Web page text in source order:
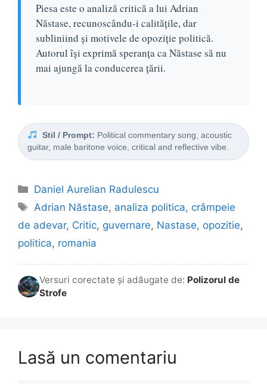
Piesa este o analiză critică a lui Adrian
Năstase, recunoscându-i calitățile, dar
subliniind și motivele de opoziție politică.
Autorul își exprimă speranța ca Năstase să nu
mai ajungă la conducerea țării.
Stil / Prompt: Political commentary song, acoustic
guitar, male baritone voice, critical and reflective vibe.
Categorii
Daniel Aurelian Radulescu
Etichete
Adrian Năstase, analiza politica, crâmpeie
de adevar, Critic, guvernare, Nastase, opozitie,
politica, romania
Versuri corectate și adăugate de: Polizorul de
Strofe
Lasă un comentariu